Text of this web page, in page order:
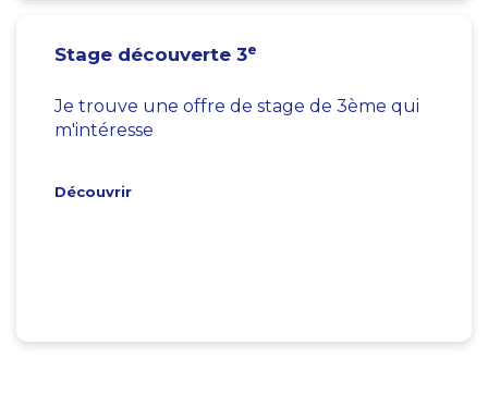
Stage découverte 3e
Je trouve une offre de stage de 3ème qui
m'intéresse
Découvrir